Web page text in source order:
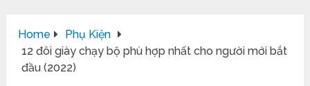
Home
Phụ Kiện
12 đôi giày chạy bộ phù hợp nhất cho người mới bắt
đầu (2022)